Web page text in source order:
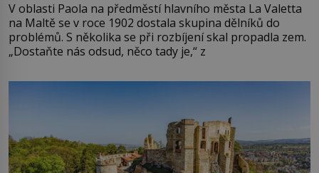
V oblasti Paola na předměstí hlavního města La Valetta
na Maltě se v roce 1902 dostala skupina dělníků do
problémů. S několika se při rozbíjení skal propadla zem.
„Dostaňte nás odsud, něco tady je,“ z